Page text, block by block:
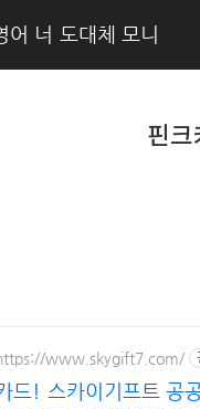
어 너 도대체 모니
핀크
www.skygift7.com/
드! 스카이기프트 공